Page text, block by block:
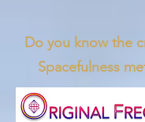
Do you know the
Spacefulness